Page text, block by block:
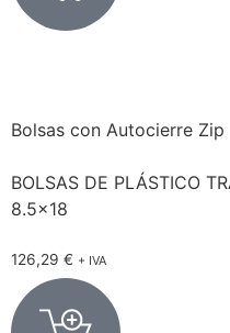
Bolsas con Autocierre Zip
BOLSAS DE PLÁSTICO
8.5×18
126,29 € + IVA